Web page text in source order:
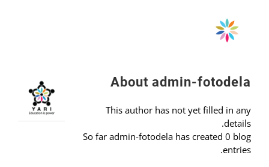
About admin-fotodela
This author has not yet filled in any
details.
So far admin-fotodela has created 0 blog
entries.